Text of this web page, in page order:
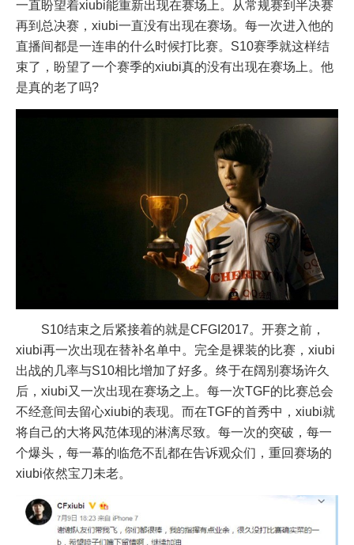
一直盼望着xiubi能重新出现在赛场上。从常规赛到半决赛
再到总决赛，xiubi一直没有出现在赛场。每一次进入他的
直播间都是一连串的什么时候打比赛。S10赛季就这样结
束了，盼望了一个赛季的xiubi真的没有出现在赛场上。他
是真的老了吗?
S10结束之后紧接着的就是CFGI2017。开赛之前，
xiubi再一次出现在替补名单中。完全是裸装的比赛，xiubi
出战的几率与S10相比增加了好多。终于在阔别赛场许久
后，xiubi又一次出现在赛场之上。每一次TGF的比赛总会
不经意间去留心xiubi的表现。而在TGF的首秀中，xiubi就
将自己的大将风范体现的淋漓尽致。每一次的突破，每一
个爆头，每一幕的临危不乱都在告诉观众们，重回赛场的
xiubi依然宝刀未老。